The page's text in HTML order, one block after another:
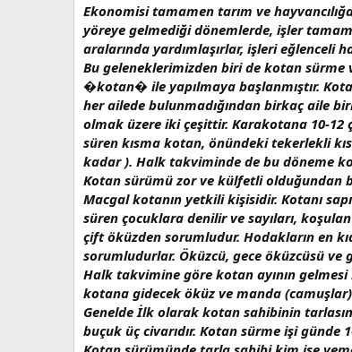
Ekonomisi tamamen tarım ve
yöreye gelmediği dönemlerde, işler
aralarında yardımlaşırlar, işleri
Bu geleneklerimizden biri de kotan
�kotan� ile yapılmaya başlanmıştır.
her ailede bulunmadığından birkaç aile
olmak üzere iki çeşittir. Karakotana 10-
süren kısma kotan, önündeki tekerlekli
kadar ). Halk takviminde de bu döneme
Kotan sürümü zor ve külfetli olduğundan
Macgal kotanın yetkili kişisidir. Kotanı
süren çocuklara denilir ve sayıları,
çift öküzden sorumludur. Hodakların en
sorumludurlar. Öküzcü, gece öküzcüsü ve
Halk takvimine göre kotan ayının
kotana gidecek öküz ve manda
Genelde İlk olarak kotan sahibinin
buçuk üç civarıdır. Kotan sürme işi günde